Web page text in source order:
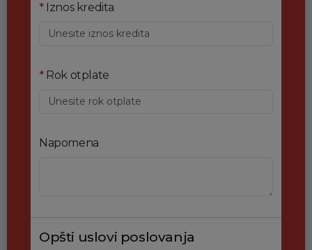
*Iznos kredita
*Rok otplate
Napomena
Opšti uslovi poslovanja